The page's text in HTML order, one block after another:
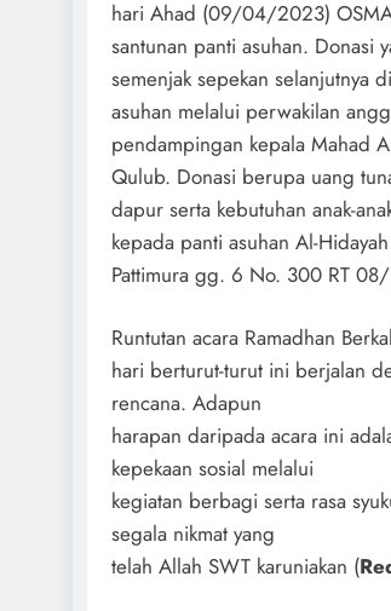
hari Ahad (09/04/2023)
santunan panti asuhan. Donasi
semenjak sepekan selanjutnya
asuhan melalui perwakilan
pendampingan kepala Mahad
Qulub. Donasi berupa uang
dapur serta kebutuhan anak-
kepada panti asuhan Al-
Pattimura gg. 6 No. 300 RT 08/
Runtutan acara Ramadhan
hari berturut-turut ini berjalan
rencana. Adapun
harapan daripada acara ini
kepekaan sosial melalui
kegiatan berbagi serta rasa
segala nikmat yang
telah Allah SWT karuniakan (